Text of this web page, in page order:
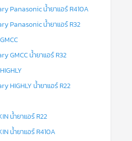
Panasonic น้ำยาแอร์ R410A
Panasonic น้ำยาแอร์ R32
GMCC น้ำยาแอร์ R32
HIGHLY น้ำยาแอร์ R22
น้ำยาแอร์ R22
น้ำยาแอร์ R410A